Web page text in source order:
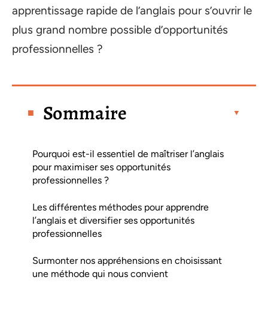
apprentissage rapide de l’anglais pour s’ouvrir le
plus grand nombre possible d’opportunités
professionnelles ?
Sommaire
Pourquoi est-il essentiel de maîtriser l’anglais
pour maximiser ses opportunités
professionnelles ?
Les différentes méthodes pour apprendre
l’anglais et diversifier ses opportunités
professionnelles
Surmonter nos appréhensions en choisissant
une méthode qui nous convient